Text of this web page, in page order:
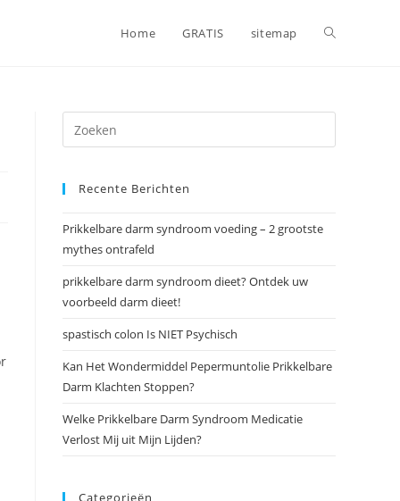
Home GRATIS sitemap Toggle
Recente Berichten
Prikkelbare darm syndroom voeding – 2 grootste
mythes ontrafeld
prikkelbare darm syndroom dieet? Ontdek uw
voorbeeld darm dieet!
spastisch colon Is NIET Psychisch
Kan Het Wondermiddel Pepermuntolie Prikkelbare
Darm Klachten Stoppen?
Welke Prikkelbare Darm Syndroom Medicatie
Verlost Mij uit Mijn Lijden?
Categorieën